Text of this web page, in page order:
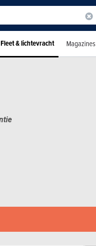
Fleet & lichtevracht Magazines